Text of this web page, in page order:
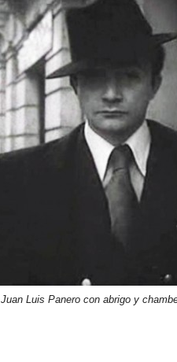
Juan Luis Panero con abrigo y